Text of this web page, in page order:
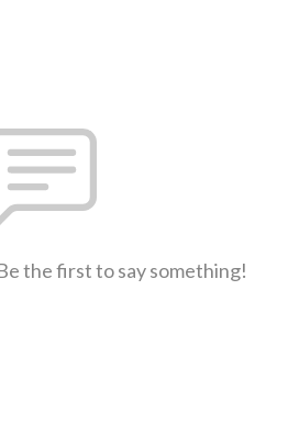
the first to say something!